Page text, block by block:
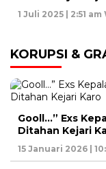
1 Juli 2025 | 2:51 am
KORUPSI &
Gooll…” Exs
Ditahan Kejari
15 Januari 2026 |